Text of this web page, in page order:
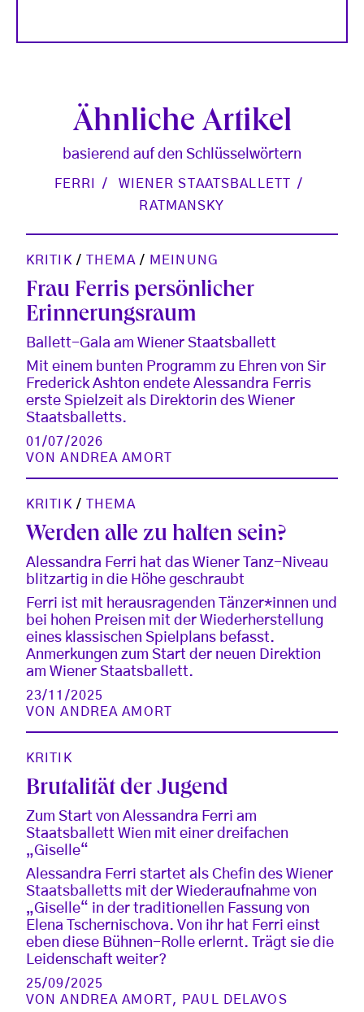
Ähnliche Artikel
basierend auf den Schlüsselwörtern
FERRI
WIENER STAATSBALLETT
RATMANSKY
KRITIK / THEMA / MEINUNG
Frau Ferris persönlicher
Erinnerungsraum
Ballett-Gala am Wiener Staatsballett
Mit einem bunten Programm zu Ehren von Sir
Frederick Ashton endete Alessandra Ferris
erste Spielzeit als Direktorin des Wiener
Staatsballetts.
01/07/2026
VONANDREA AMORT
KRITIK / THEMA
Werden alle zu halten sein?
Alessandra Ferri hat das Wiener Tanz-Niveau
blitzartig in die Höhe geschraubt
Ferri ist mit herausragenden Tänzer*innen und
bei hohen Preisen mit der Wiederherstellung
eines klassischen Spielplans befasst.
Anmerkungen zum Start der neuen Direktion
am Wiener Staatsballett.
23/11/2025
VONANDREA AMORT
KRITIK
Brutalität der Jugend
Zum Start von Alessandra Ferri am
Staatsballett Wien mit einer dreifachen
„Giselle“
Alessandra Ferri startet als Chefin des Wiener
Staatsballetts mit der Wiederaufnahme von
„Giselle“ in der traditionellen Fassung von
Elena Tschernischova. Von ihr hat Ferri einst
eben diese Bühnen-Rolle erlernt. Trägt sie die
Leidenschaft weiter?
25/09/2025
VONANDREA AMORT , PAUL DELAVOS